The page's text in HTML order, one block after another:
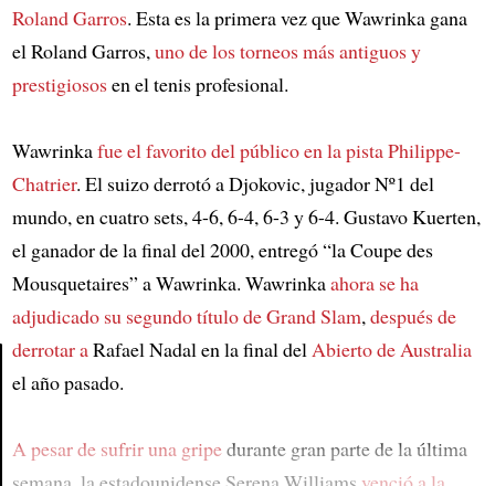
Roland Garros. Esta es la primera vez que Wawrinka gana
el Roland Garros,uno de los torneos más antiguos y
prestigiososen el tenis profesional.
Wawrinkafue el favorito del público en la pista Philippe-
Chatrier. El suizo derrotó a Djokovic, jugador Nº1 del
mundo, en cuatro sets, 4-6, 6-4, 6-3 y 6-4. Gustavo Kuerten,
el ganador de la final del 2000, entregó “la Coupe des
Mousquetaires” a Wawrinka. Wawrinkaahora se ha
adjudicado su segundo título de Grand Slam,después de
derrotar aRafael Nadal en la final delAbierto de Australia
el año pasado.
A pesar de sufrir una gripedurante gran parte de la última